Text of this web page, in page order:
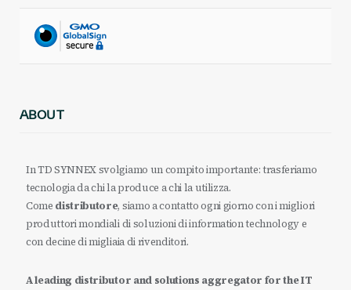
ABOUT
In TD SYNNEX svolgiamo un compito importante: trasferiamo
tecnologia da chi la produce a chi la utilizza.
Come distributore, siamo a contatto ogni giorno con i migliori
produttori mondiali di soluzioni di information technology e
con decine di migliaia di rivenditori.
A leading distributor and solutions aggregator for the IT